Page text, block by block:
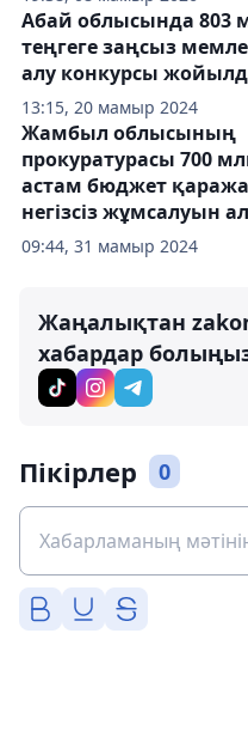
13:15, 20 мамыр 2024
Абай облысында 803
теңгеге заңсыз
алу конкурсы
09:44, 31 мамыр 2024
Жамбыл облысының
прокуратурасы 700
астам бюджет
негізсіз жұмсалуын
Жаңалықтан
хабардар
Пікірлер 0